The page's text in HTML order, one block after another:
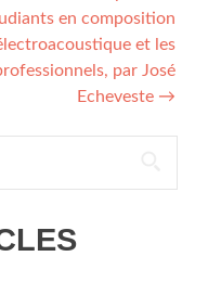
en composition
et les
par José
Echeveste →